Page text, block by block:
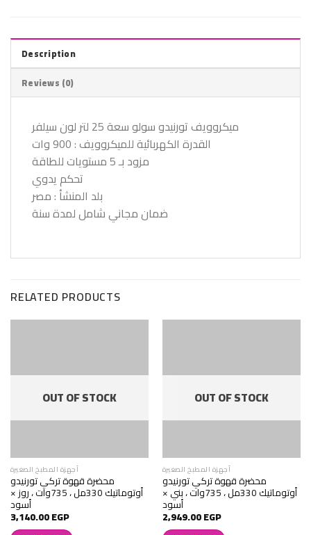
Description
Reviews (0)
ميكروويف تورنيدو سولو سعة 25 لتر لون سيلفر
القدرة الكهربائية للميكروويف : 900 وات
مزود بـ 5 مستويات للطاقة
تحكم يدوي
بلد المنشأ : مصر
ضمان مجاني شامل لمدة سنة
RELATED PRODUCTS
OUT OF STOCK
أجهزة المطبخ الصغيرة
محضرة قهوة تركي تورنيدو
أوتوماتيك 330مل ، 735وات ، روز ×
أسود
3,140.00EGP
OUT OF STOCK
أجهزة المطبخ الصغيرة
محضرة قهوة تركي تورنيدو
أوتوماتيك 330مل ، 735وات ، بني ×
أسود
2,949.00EGP